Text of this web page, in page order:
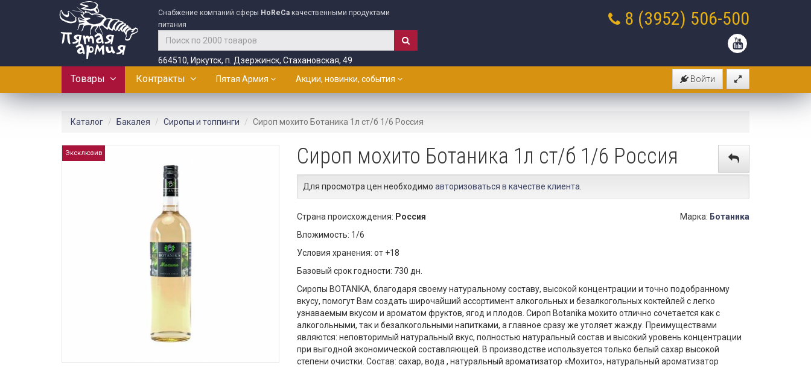
Снабжение компаний сферы HoReCa качественными продуктами
питания
664510, Иркутск, п. Дзержинск, Стахановская, 49
8 (3952) 506-500
Войти
Товары Контракты Пятая Армия Акции, новинки, события
Каталог Бакалея Сиропы и топпинги Сироп мохито Ботаника 1л ст/б 1/6 Россия
Эксклюзив Сироп мохито Ботаника 1л ст/б 1/6 Россия
Для просмотра цен необходимо авторизоваться в качестве клиента
Страна происхождения: Россия
Вложимость: 1/6
Условия хранения: от +18
Базовый срок годности: 730 дн.
Марка: Ботаника
Сиропы BOTANIKA, благодаря своему натуральному составу, высокой концентрации и точно подобранному
вкусу, помогут Вам создать широчайший ассортимент алкогольных и безалкогольных коктейлей с легко
узнаваемым вкусом и ароматом фруктов, ягод и плодов. Сироп Botanika мохито отлично сочетается как с
алкогольными, так и безалкогольными напитками, а главное сразу же утоляет жажду. Преимуществами
являются: неповторимый натуральный вкус, полностью натуральный состав и высокий уровень концентрации
при выгодной экономической составляющей. В производстве используется только белый сахар высокой
степени очистки. Состав: сахар, вода , натуральный ароматизатор «Мохито», натуральный ароматизатор